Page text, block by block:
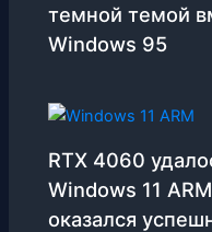
темной темой
Windows 95
RTX 4060
Windows 11
оказался